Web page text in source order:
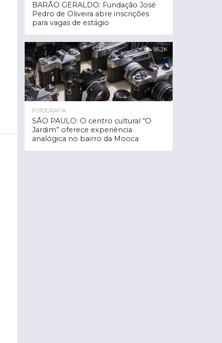
BARÃO GERALDO: Fundação José
Pedro de Oliveira abre inscrições
para vagas de estágio
95.2K
FOTOGRAFIA
SÃO PAULO: O centro cultural “O
Jardim” oferece experiência
analógica no bairro da Mooca